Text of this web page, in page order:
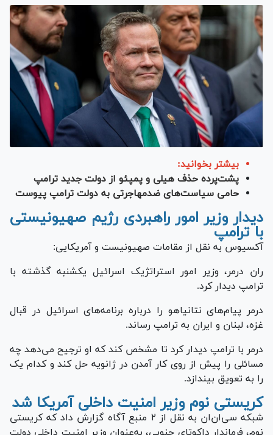
بیشتر بخوانید:
پشت‌پرده حذف هیلی و پمپئو از دولت جدید ترامپ
حامی سیاست‌های ضدمهاجرتی به دولت ترامپ پیوست
دیدار وزیر امور راهبردی رژیم صهیونیستی
با ترامپ
آکسیوس به نقل از مقامات صهیونیست و آمریکایی:
ران درمر، وزیر امور استراتژیک اسرائیل یکشنبه گذشته با
ترامپ دیدار کرد.
درمر پیام‌های نتانیاهو را درباره برنامه‌های اسرائیل در قبال
غزه، لبنان و ایران به ترامپ رساند.
درمر با ترامپ دیدار کرد تا مشخص کند که او ترجیح می‌دهد چه
مسائلی را پیش از روی کار آمدن در ژانویه حل کند و کدام یک
را به تعویق بیندازد.
کریستی نوم وزیر امنیت داخلی آمریکا شد
شبکه سی‌ان‌ان به نقل از ۲ منبع آگاه گزارش داد که کریستی